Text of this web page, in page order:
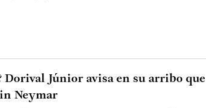
Dorival Júnior avisa en su arribo que
Neymar